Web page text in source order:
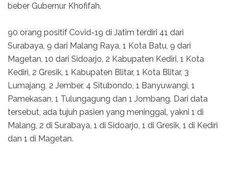
beber Gubernur Khofifah.
90 orang positif Covid-19 di Jatim terdiri 41 dari
Surabaya, 9 dari Malang Raya, 1 Kota Batu, 9 dari
Magetan, 10 dari Sidoarjo, 2 Kabupaten Kediri, 1 Kota
Kediri, 2 Gresik, 1 Kabupaten Blitar, 1 Kota Blitar, 3
Lumajang, 2 Jember, 4 Situbondo, 1 Banyuwangi, 1
Pamekasan, 1 Tulungagung dan 1 Jombang. Dari data
tersebut, ada tujuh pasien yang meninggal, yakni 1 di
Malang, 2 di Surabaya, 1 di Sidoarjo, 1 di Gresik, 1 di Kediri
dan 1 di Magetan.